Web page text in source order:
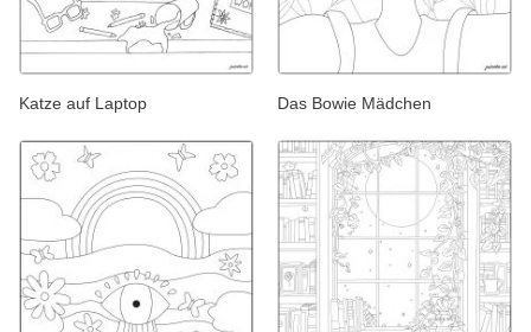
Katze auf Laptop Das Bowie Mädchen